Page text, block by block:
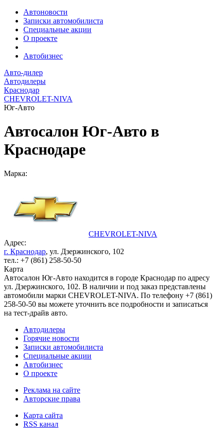
Автоновости
Записки автомобилиста
Специальные акции
О проекте
Автобизнес
Авто-дилер
Автодилеры
Краснодар
CHEVROLET-NIVA
Юг-Авто
Автосалон Юг-Авто в
Краснодаре
Марка:
CHEVROLET-NIVA
Адрес:
г. Краснодар, ул. Дзержинского, 102
тел.: +7 (861) 258-50-50
Карта
Автосалон Юг-Авто находится в городе Краснодар по адресу
ул. Дзержинского, 102. В наличии и под заказ представлены
автомобили марки CHEVROLET-NIVA. По телефону +7 (861)
258-50-50 вы можете уточнить все подробности и записаться
на тест-драйв авто.
Автодилеры
Горячие новости
Записки автомобилиста
Специальные акции
Автобизнес
О проекте
Реклама на сайте
Авторские права
Карта сайта
RSS канал